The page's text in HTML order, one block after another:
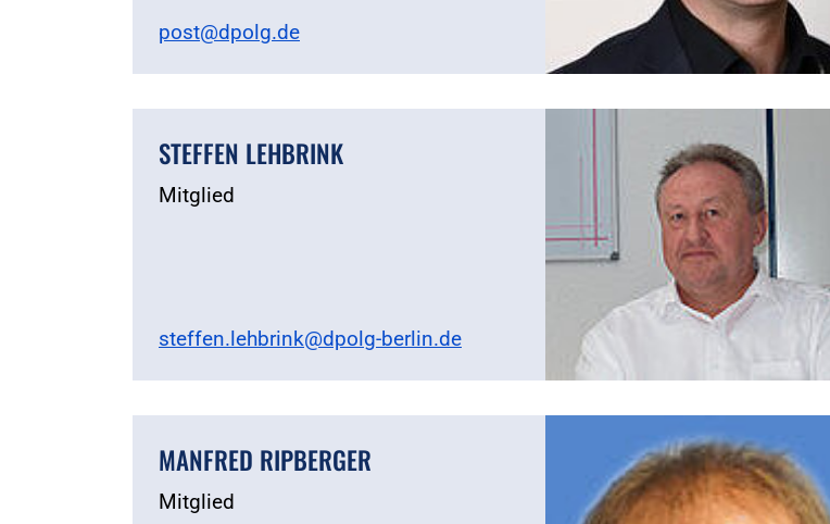
post@dpolg.de
STEFFEN LEHBRINK
Mitglied
steffen.lehbrink@dpolg-berlin.de
MANFRED RIPBERGER
Mitglied